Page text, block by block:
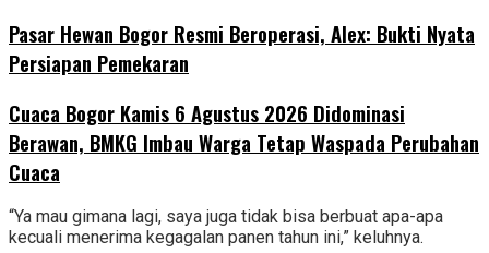
Pasar Hewan Bogor Resmi Beroperasi, Alex: Bukti Nyata
Persiapan Pemekaran
Cuaca Bogor Kamis 6 Agustus 2026 Didominasi
Berawan, BMKG Imbau Warga Tetap Waspada Perubahan
Cuaca
“Ya mau gimana lagi, saya juga tidak bisa berbuat apa-apa
kecuali menerima kegagalan panen tahun ini,” keluhnya.